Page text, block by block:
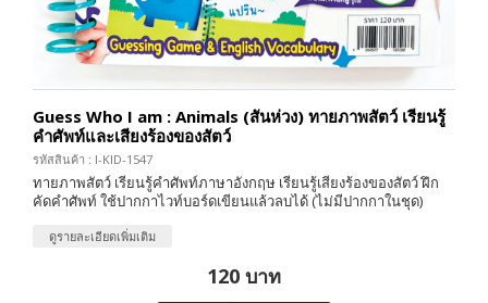
Guess Who I am : Animals (สันห่วง) ทายภาพสัตว์ เรียนรู้
คำศัพท์และเสียงร้องของสัตว์
รหัสสินค้า : I-KID-1547
ทายภาพสัตว์ เรียนรู้คำศัพท์ภาษาอังกฤษ เรียนรู้เสียงร้องของสัตว์ ฝึก
คัดคำศัพท์ ใช้ปากกาไวท์บอร์ดเขียนแล้วลบได้ (ไม่มีปากกาในชุด)
ดูรายละเอียดเพิ่มเติม
120 บาท